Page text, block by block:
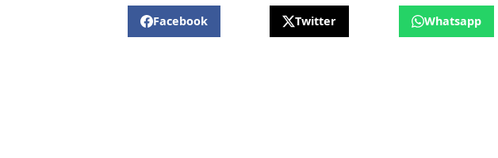
Facebook Twitter Whatsapp